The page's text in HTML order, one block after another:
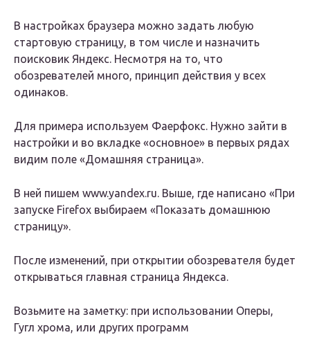
В настройках браузера можно задать любую
стартовую страницу, в том числе и назначить
поисковик Яндекс. Несмотря на то, что
обозревателей много, принцип действия у всех
одинаков.
Для примера используем Фаерфокс. Нужно зайти в
настройки и во вкладке «основное» в первых рядах
видим поле «Домашняя страница».
В ней пишем www.yandex.ru. Выше, где написано «При
запуске Firefox выбираем «Показать домашнюю
страницу».
После изменений, при открытии обозревателя будет
открываться главная страница Яндекса.
Возьмите на заметку: при использовании Оперы,
Гугл хрома, или других программ